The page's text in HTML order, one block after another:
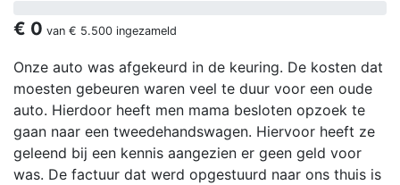
€ 0 van € 5.500 ingezameld
Onze auto was afgekeurd in de keuring. De kosten dat
moesten gebeuren waren veel te duur voor een oude
auto. Hierdoor heeft men mama besloten opzoek te
gaan naar een tweedehandswagen. Hiervoor heeft ze
geleend bij een kennis aangezien er geen geld voor
was. De factuur dat werd opgestuurd naar ons thuis is